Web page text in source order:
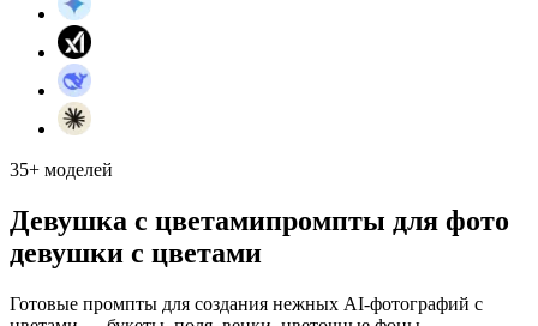
35+ моделей
Девушка с цветамипромпты для фото
девушки с цветами
Готовые промпты для создания нежных AI-фотографий с